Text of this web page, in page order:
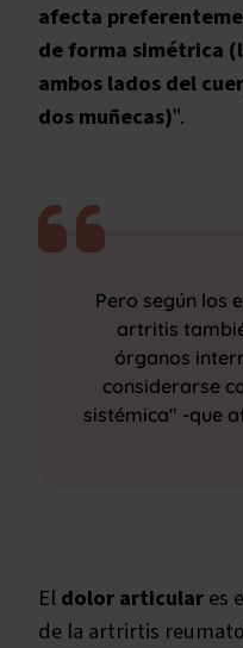
afecta
de forma simétrica
ambos lados del
dos muñecas)".
Pero según los
artritis
órganos
considerarse
sistémica" -que
Eldolor articulares
de la artrirtis